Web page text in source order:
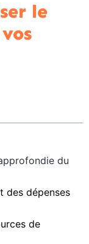
le
du
des dépenses
de